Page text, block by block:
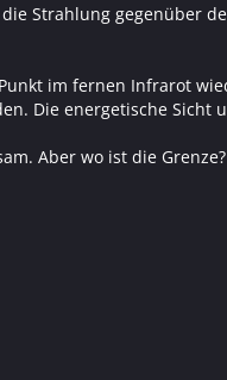
Strahlung gegenüber
im fernen Infrarot
Die energetische Sicht
Aber wo ist die